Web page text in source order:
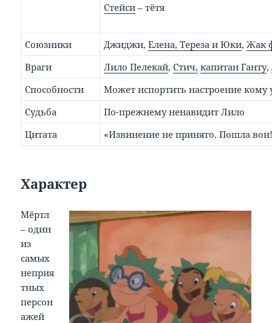
Стейси – тётя
Союзники Джиджи,Елена, Тереза и Юки,Жак
Враги
Лило Пелекай,Стич, капитан Ганту,
Способности
Может испортить настроение кому
Судьба
По-прежнему ненавидит Лило
Цитата
«Извинение не принято. Пошла
Характер
Мёртл
– один
из
самых
неприя
тных
персон
ажей